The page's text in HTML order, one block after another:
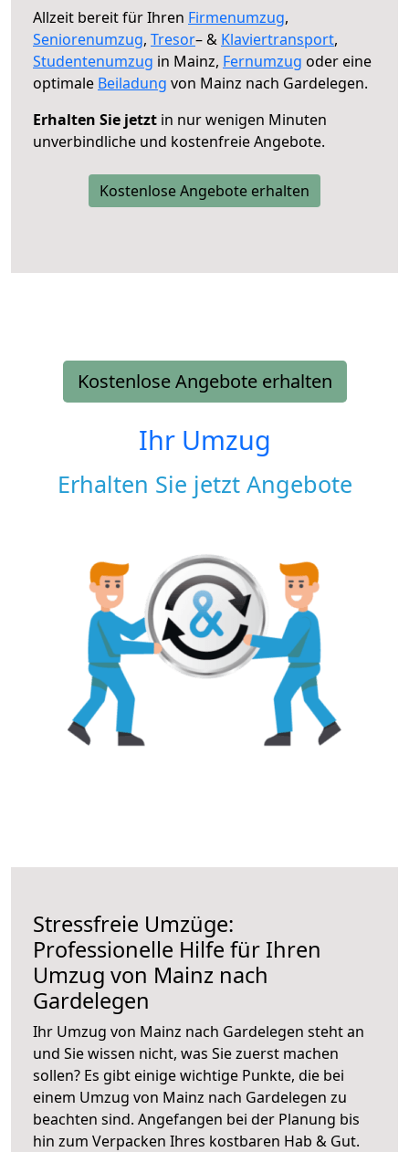
Allzeit bereit für Ihren Firmenumzug,
Seniorenumzug, Tresor– & Klaviertransport,
Studentenumzug in Mainz, Fernumzug oder eine
optimale Beiladung von Mainz nach Gardelegen.
Erhalten Sie jetzt in nur wenigen Minuten
unverbindliche und kostenfreie Angebote.
Kostenlose Angebote erhalten
Kostenlose Angebote erhalten
Ihr Umzug
Erhalten Sie jetzt Angebote
Stressfreie Umzüge:
Professionelle Hilfe für Ihren
Umzug von Mainz nach
Gardelegen
Ihr Umzug von Mainz nach Gardelegen steht an
und Sie wissen nicht, was Sie zuerst machen
sollen? Es gibt einige wichtige Punkte, die bei
einem Umzug von Mainz nach Gardelegen zu
beachten sind. Angefangen bei der Planung bis
hin zum Verpacken Ihres kostbaren Hab & Gut.